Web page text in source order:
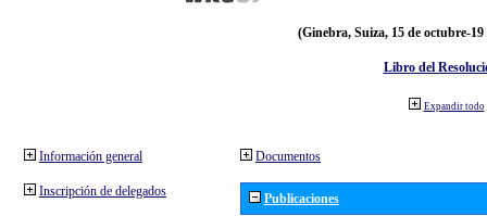
(Ginebra, Suiza, 15 de octubre-19
Libro del
Expandir todo
Información general
Inscripción de delegados
Documentos
Publicaciones